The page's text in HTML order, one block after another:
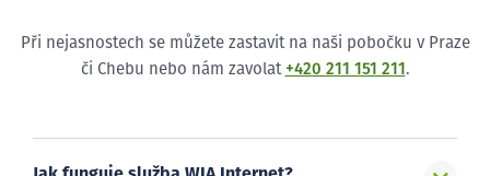
Při nejasnostech se můžete zastavit na naši pobočku v Praze
či Chebu nebo nám zavolat +420 211 151 211 .